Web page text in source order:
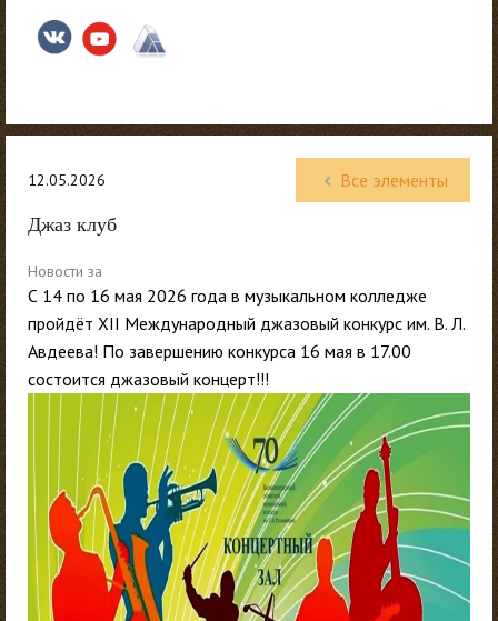
12.05.2026
Все элементы
Джаз клуб
Новости за
С 14 по 16 мая 2026 года в музыкальном колледже
пройдёт XII Международный джазовый конкурс им. В. Л.
Авдеева! По завершению конкурса 16 мая в 17.00
состоится джазовый концерт!!!